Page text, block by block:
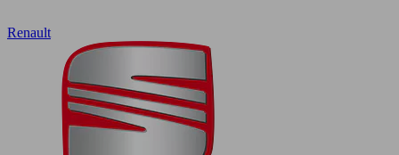
Renault